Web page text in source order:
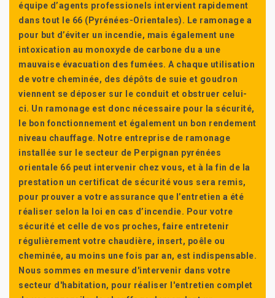
équipe d’agents professionels intervient rapidement
dans tout le 66 (Pyrénées-Orientales). Le ramonage a
pour but d’éviter un incendie, mais également une
intoxication au monoxyde de carbone du a une
mauvaise évacuation des fumées. A chaque utilisation
de votre cheminée, des dépôts de suie et goudron
viennent se déposer sur le conduit et obstruer celui-
ci. Un ramonage est donc nécessaire pour la sécurité,
le bon fonctionnement et également un bon rendement
niveau chauffage. Notre entreprise de ramonage
installée sur le secteur de Perpignan pyrénées
orientale 66 peut intervenir chez vous, et à la fin de la
prestation un certificat de sécurité vous sera remis,
pour prouver a votre assurance que l’entretien a été
réaliser selon la loi en cas d’incendie. Pour votre
sécurité et celle de vos proches, faire entretenir
régulièrement votre chaudière, insert, poêle ou
cheminée, au moins une fois par an, est indispensable.
Nous sommes en mesure d'intervenir dans votre
secteur d'habitation, pour réaliser l'entretien complet